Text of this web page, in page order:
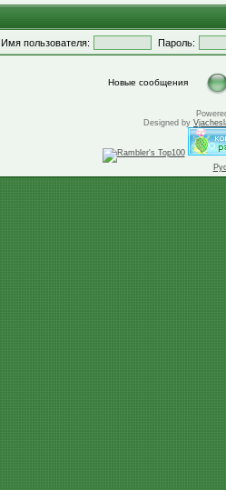
Имя пользователя: Пароль:
Новые сообщения
Designed by